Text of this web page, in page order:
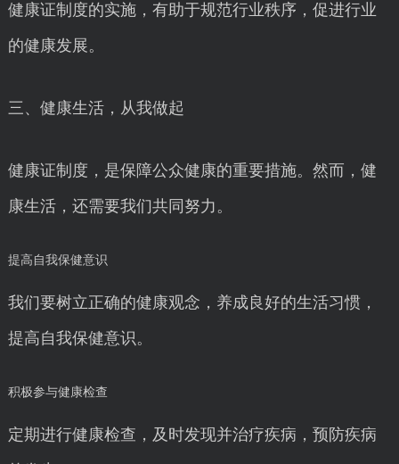
健康证制度的实施，有助于规范行业秩序，促进行业
的健康发展。
三、健康生活，从我做起
健康证制度，是保障公众健康的重要措施。然而，健
康生活，还需要我们共同努力。
提高自我保健意识
我们要树立正确的健康观念，养成良好的生活习惯，
提高自我保健意识。
积极参与健康检查
定期进行健康检查，及时发现并治疗疾病，预防疾病